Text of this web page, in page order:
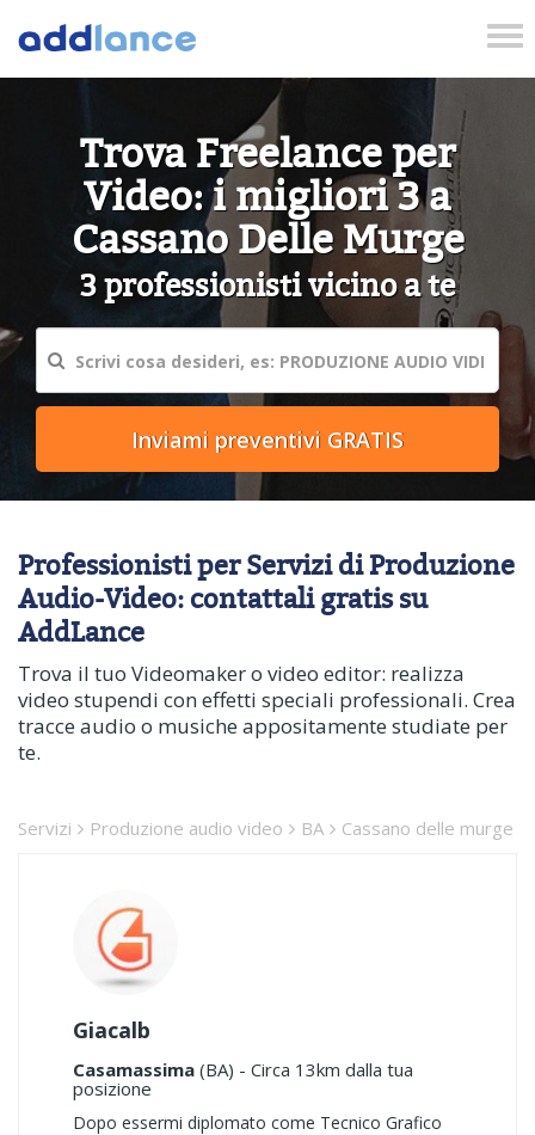
Trova Freelance per
Video: i migliori 3 a
Cassano Delle Murge
3 professionisti vicino a te
Professionisti per Servizi di Produzione
Audio-Video: contattali gratis su
AddLance
Trova il tuo Videomaker o video editor: realizza
video stupendi con effetti speciali professionali. Crea
tracce audio o musiche appositamente studiate per
te.
Servizi Produzione audio video BA Cassano delle murge
Giacalb
Casamassima (BA) - Circa 13km dalla tua
posizione
Dopo essermi diplomato come Tecnico Grafico